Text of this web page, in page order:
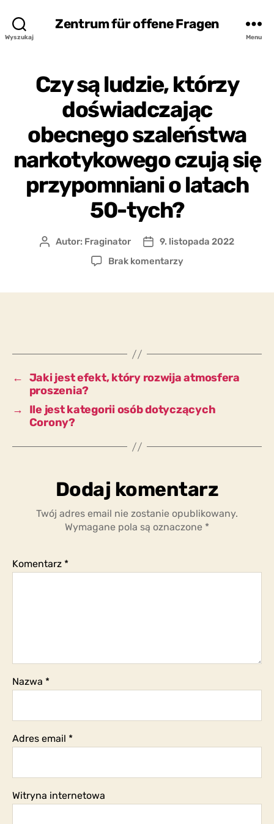
Wyszukaj
Zentrum für offene Fragen
Menu
Czy są ludzie, którzy
doświadczając
obecnego szaleństwa
narkotykowego czują się
przypomniani o latach
50-tych?
AutorAutor: Fraginator
Data
wpisu
9. listopada 2022
Brak komentarzydo
szaleństwa
czują
przypomniani
50-
← Jaki jest efekt, który rozwija atmosfera
proszenia?
→
Ile jest kategorii osób dotyczących
Corony?
Dodaj komentarz
Twój adres email nie zostanie opublikowany.
Wymagane pola są oznaczone *
Komentarz *
Nazwa *
Adres email *
Witryna internetowa